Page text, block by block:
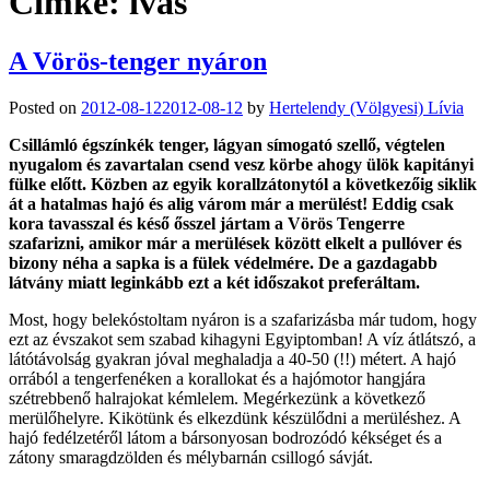
A Vörös-tenger nyáron
Posted on 2012-08-122012-08-12 by Hertelendy (Völgyesi) Lívia
Csillámló égszínkék tenger, lágyan símogató szellő, végtelen
nyugalom és zavartalan csend vesz körbe ahogy ülök kapitányi
fülke előtt. Közben az egyik korallzátonytól a következőig siklik
át a hatalmas hajó és alig várom már a merülést! Eddig csak
kora tavasszal és késő ősszel jártam a Vörös Tengerre
szafarizni, amikor már a merülések között elkelt a pullóver és
bizony néha a sapka is a fülek védelmére. De a gazdagabb
látvány miatt leginkább ezt a két időszakot preferáltam.
Most, hogy belekóstoltam nyáron is a szafarizásba már tudom, hogy
ezt az évszakot sem szabad kihagyni Egyiptomban! A víz átlátszó, a
látótávolság gyakran jóval meghaladja a 40-50 (!!) métert. A hajó
orrából a tengerfenéken a korallokat és a hajómotor hangjára
szétrebbenő halrajokat kémlelem. Megérkezünk a következő
merülőhelyre. Kikötünk és elkezdünk készülődni a merüléshez. A
hajó fedélzetéről látom a bársonyosan bodrozódó kékséget és a
zátony smaragdzölden és mélybarnán csillogó sávját.